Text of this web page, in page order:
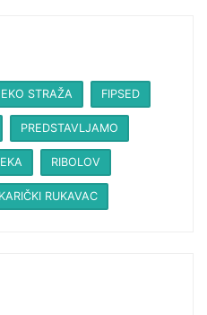
EKO STRAŽA FIPSED
PREDSTAVLJAMO
RIBOLOV
RUKAVAC